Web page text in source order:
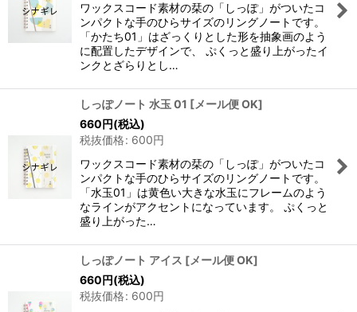
ワックスコード素材の栞の「しっぽ」がついたコ
ンパクトな手のひらサイズのリングノートです。
「かたち01」はざっくりとした形を抽象画のよう
に配置したデザインで、 ぷくっと盛り上がったイ
ンクとざらりとし…
しっぽノート 水玉 01 [メール便 OK]
660円(税込)
税抜価格: 600円
ワックスコード素材の栞の「しっぽ」がついたコ
ンパクトな手のひらサイズのリングノートです。
「水玉01」は黄色い大きな水玉にフレームのよう
なラインがアクセントになっています。 ぷくっと
盛り上がった…
しっぽノート アイス [メール便 OK]
660円(税込)
税抜価格: 600円